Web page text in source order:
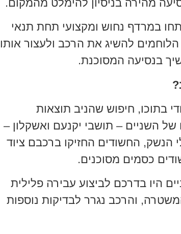
מהירה בניסיון להימלט מהמקום.
במרדף נחוש ומקצועי תחת תנאי
להשיג את הרכב ולעצור אותו
בנסיעה המסוכנת.
בתוכו, חיפוש שהניב תוצאות
השניים – תושבי יקנעם ואשקלון –
הנשק, החשודים החזיקו ברכבם ציוד
כסמים מסוכנים.
היו בדרכם לביצוע עבירה פלילית
והרכב נגרר לבדיקות נוספות